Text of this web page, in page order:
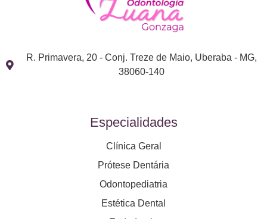
R. Primavera, 20 - Conj. Treze de Maio, Uberaba - MG,
38060-140
Especialidades
Clínica Geral
Prótese Dentária
Odontopediatria
Estética Dental